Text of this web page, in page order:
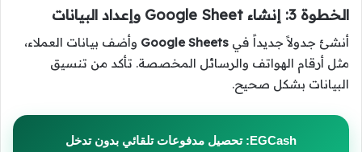
الخطوة 3: إنشاء Google Sheet وإعداد البيانات
أنشئ جدولاً جديداً في Google Sheets وأضف بيانات العملاء،
مثل أرقام الهواتف والرسائل المخصصة. تأكد من تنسيق
البيانات بشكل صحيح.
EGCash: تحصيل مدفوعات تلقائي بدون تدخل